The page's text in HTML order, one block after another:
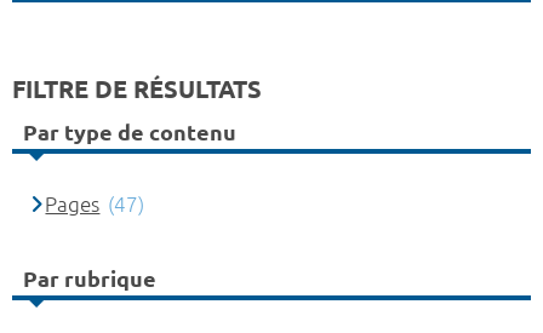
FILTRE DE RÉSULTATS
Par type de contenu
Pages (47)
Par rubrique